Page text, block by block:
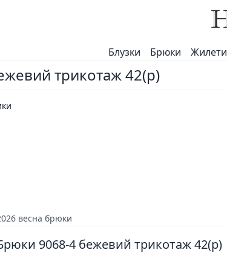
Блузки Брюки Жилети
трикотаж 42(р)
весна брюки
9068-4 бежевий трикотаж 42(р)